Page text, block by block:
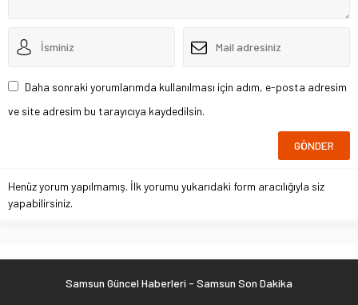
Daha sonraki yorumlarımda kullanılması için adım, e-posta adresim
ve site adresim bu tarayıcıya kaydedilsin.
Henüz yorum yapılmamış. İlk yorumu yukarıdaki form aracılığıyla siz
yapabilirsiniz.
Samsun Güncel Haberleri - Samsun Son Dakika